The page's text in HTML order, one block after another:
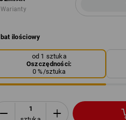
ilościowy
od 1 sztuka
Oszczędności:
0 %/sztuka